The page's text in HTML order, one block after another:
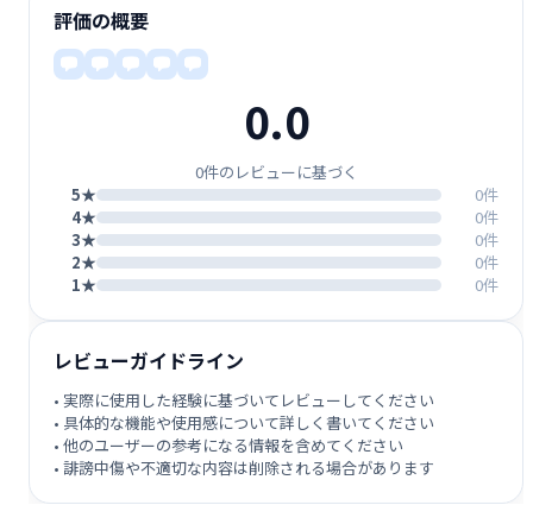
評価の概要
0.0
0件のレビューに基づく
5★
0件
4★
0件
3★
0件
2★
0件
1★
0件
レビューガイドライン
• 実際に使用した経験に基づいてレビューしてください
• 具体的な機能や使用感について詳しく書いてください
• 他のユーザーの参考になる情報を含めてください
• 誹謗中傷や不適切な内容は削除される場合があります